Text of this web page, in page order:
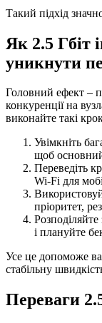
Такий підхід
Як 2.5 Гбіт
уникнути
Головний ефект –
конкуренції на
виконайте такі
Увімкніть
щоб
Переведіть
Wi-Fi для
пріоритет,
і плануйте
Усе це допоможе
стабільну
Переваги